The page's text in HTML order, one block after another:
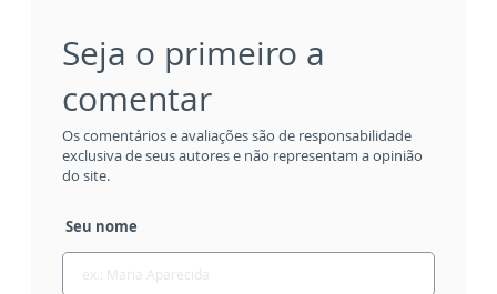
Seja o primeiro a
comentar
Os comentários e avaliações são de responsabilidade
exclusiva de seus autores e não representam a opinião
do site.
Seu nome